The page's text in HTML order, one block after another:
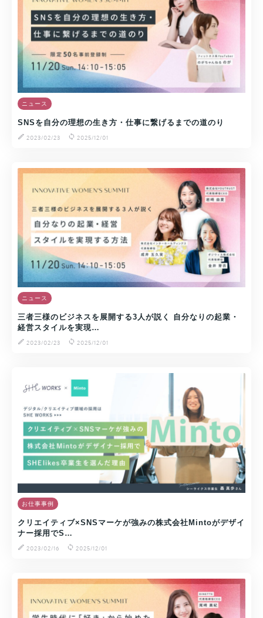
ニュース
SNSを自分の理想の生き方・仕事に繋げるまでの道のり
2023/02/23
2025/12/01
ニュース
三者三様のビジネスを展開する3人が説く 自分なりの起業・
経営スタイルを実現…
2023/02/23
2025/12/01
お仕事事例
クリエイティブ×SNSマーケが強みの株式会社Mintoがデザイ
ナー採用でS…
2023/02/16
2025/12/01